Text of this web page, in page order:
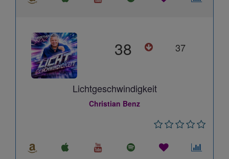
38 37
Lichtgeschwindigkeit
Christian Benz